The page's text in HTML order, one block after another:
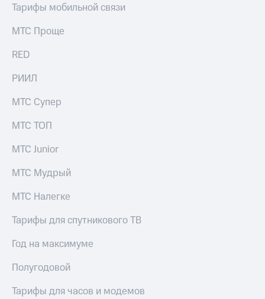
Откладывайте
и получайте
Пополнить
МТС
Настройки
Пополнить
номер
другого
интернета
ТВ
Переводы
Скидки
до 40%
на смартфоны
Тарифы мобильной связи
МТС Проще
RED
РИИЛ
МТС Супер
МТС ТОП
МТС Junior
МТС Мудрый
МТС Налегке
Тарифы для спутникового ТВ
Год на максимуме
Полугодовой
Тарифы для часов и модемов